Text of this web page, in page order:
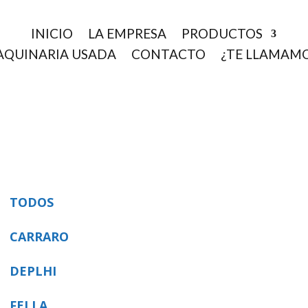
INICIO LA EMPRESA
PRODUCTOS
USADA
CONTACTO ¿TE
TODOS
CARRARO
DEPLHI